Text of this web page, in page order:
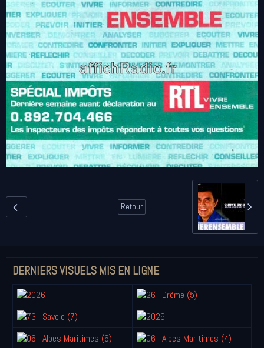
Retour
DERNIERS VISUELS MIS EN LIGNE